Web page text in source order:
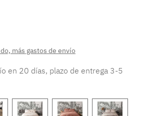
más gastos de envío
en 20 días, plazo de entrega 3-5